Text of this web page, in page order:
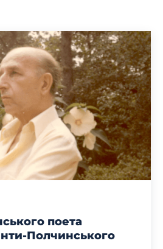
поета
Полчинського